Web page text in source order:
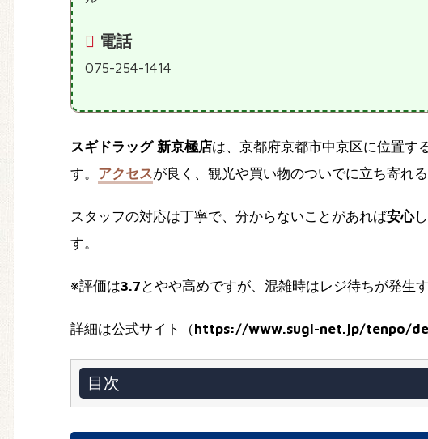
電話
075-254-1414
スギドラッグ 新京極店は、京都府京都市中京区に位置す
す。 アクセスが良く、観光や買い物のついでに立ち寄れる
スタッフの対応は丁寧で、分からないことがあれば安心
す。
※評価は3.7 とやや高めですが、混雑時はレジ待ちが発生
詳細は公式サイト（https://www.sugi-net.jp/tenpo/
目次